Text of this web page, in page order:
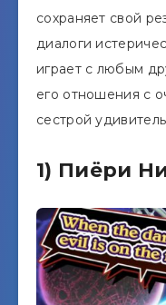
сохраняет свой
диалоги
играет с любым
его отношения с
сестрой
1) Пиёри